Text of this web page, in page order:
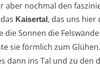
aber nochmal den
Kaisertal , das uns hier
Sonnen die
sie förmlich zum
dann ins Tal und zu den